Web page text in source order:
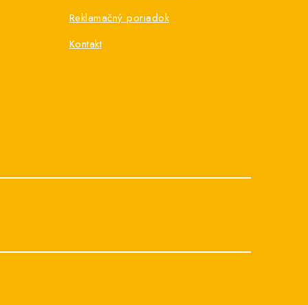
Reklamačný poriadok
Kontakt